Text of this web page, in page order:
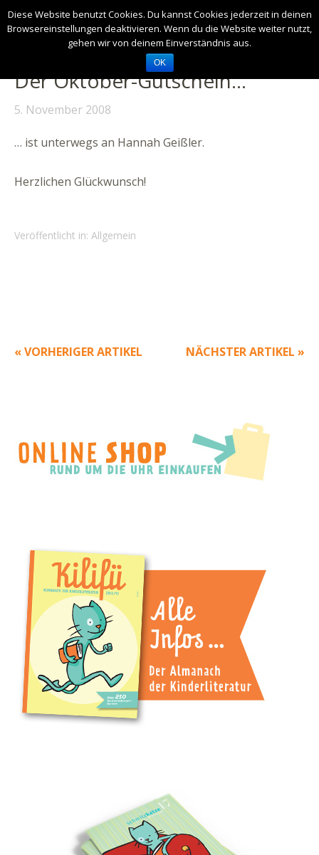
Der Oktober-Gutschein…
5. November 2008
… ist unterwegs an Hannah Geißler.
Herzlichen Glückwunsch!
Veröffentlicht in: Allgemein
NÄCHSTER ARTIKEL »
« VORHERIGER ARTIKEL
Diese Website benutzt Cookies. Du kannst Cookies jederzeit in deinen
Browsereinstellungen deaktivieren. Wenn du die Website weiter nutzt,
gehen wir von deinem Einverständnis aus.
OK